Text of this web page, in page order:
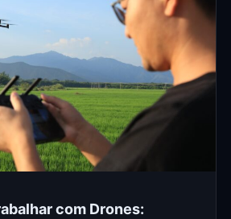
com Drones: